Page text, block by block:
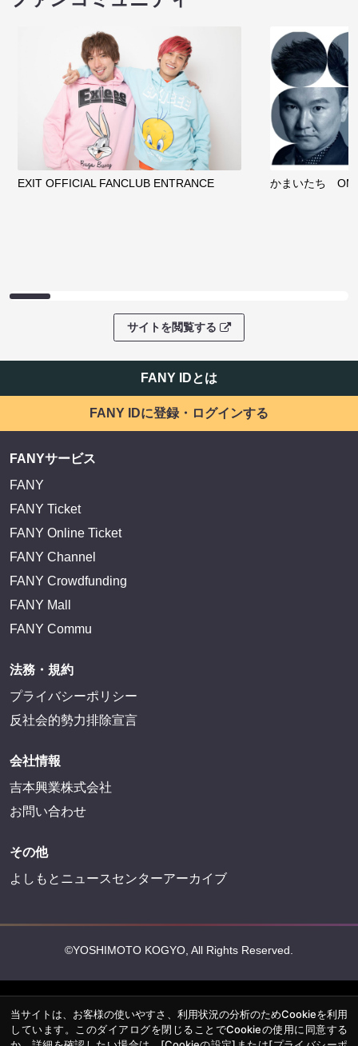
EXIT OFFICIAL FANCLUB ENTRANCE かまいたち
サイトを閲覧する
FANY IDとは
FANY IDに登録・ログインする
FANYサービス
FANY
FANY Ticket
FANY Online Ticket
FANY Channel
FANY Crowdfunding
FANY Mall
FANY Commu
法務・規約
プライバシーポリシー
反社会的勢力排除宣言
会社情報
吉本興業株式会社
お問い合わせ
その他
よしもとニュースセンターアーカイブ
©YOSHIMOTO KOGYO, All Rights Reserved.
当サイトは、お客様の使いやすさ、利用状況の分析のためCookieを利用
しています。このダイアログを閉じることでCookieの使用に同意する